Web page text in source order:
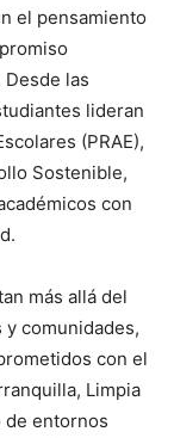
el pensamiento
las
lideran
(PRAE),
Sostenible,
con
más allá del
y comunidades,
con el
Limpia
de entornos